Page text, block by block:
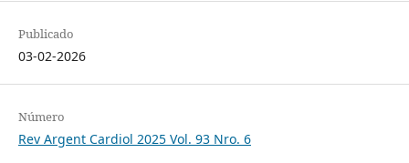
Publicado
03-02-2026
Número
Rev Argent Cardiol 2025 Vol. 93 Nro. 6